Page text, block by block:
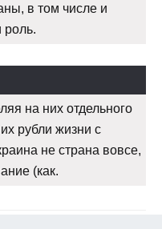
в том числе и
роль.
на них отдельного
рубли жизни с
не страна вовсе,
(как.